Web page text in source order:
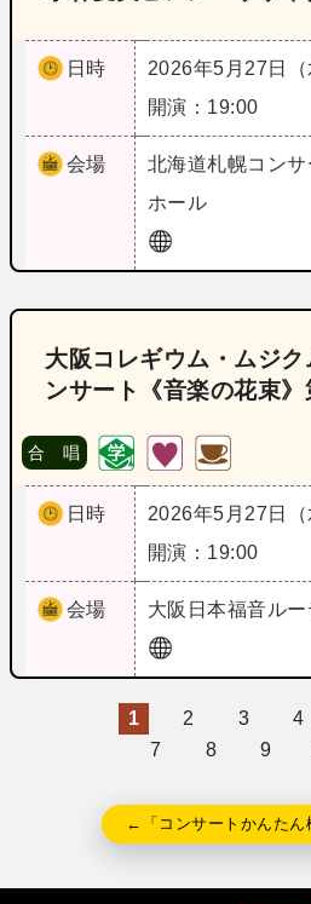
日時
2026年5月27日（
開演：19:00
会場 北海道札幌コン
ホール
大阪コレギウム・ムジ
ンサート《音楽の花束》
合 唱
日時
2026年5月27日（
開演：19:00
会場 大阪 日本福音ル
1 2 3 4
7
8 9
←「コンサートかんたん